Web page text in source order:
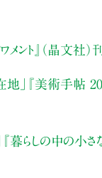
メント』（晶文社
」 『美術手帖
『暮らしの中の小さ